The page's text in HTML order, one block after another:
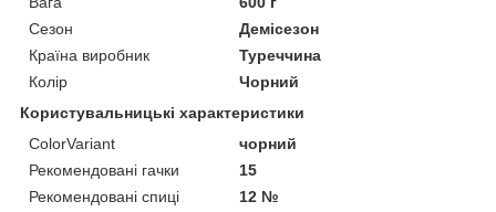
Сезон
Демісезон
Країна виробник
Туреччина
Колір
Чорний
Користувальницькі характеристики
ColorVariant
чорний
Рекомендовані гачки
15
Рекомендовані спиці
12 №